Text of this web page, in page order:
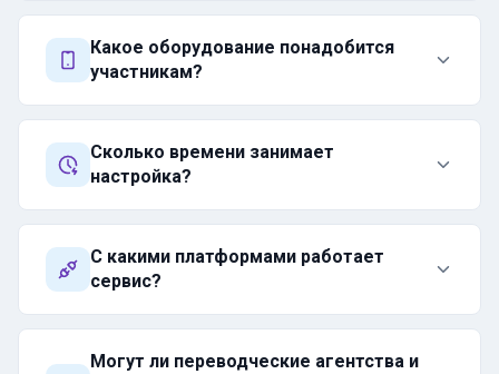
Какое оборудование понадобится
участникам?
Сколько времени занимает
настройка?
С какими платформами работает
сервис?
Могут ли переводческие агентства и